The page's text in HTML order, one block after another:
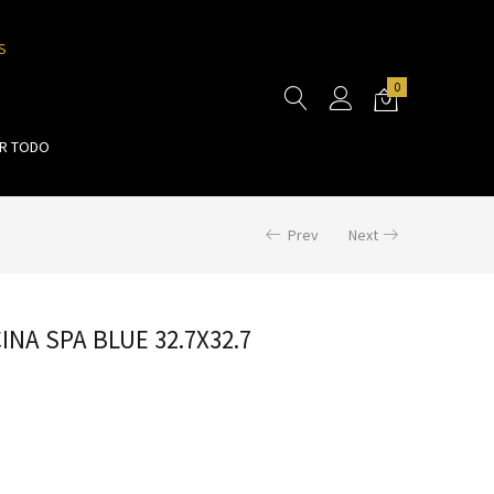
TODO
0
Prev Next
SPA BLUE 32.7X32.7